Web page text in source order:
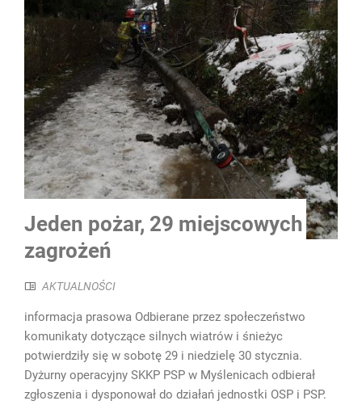
Jeden pożar, 29 miejscowych
zagrożeń
AKTUALNOŚCI
informacja prasowa Odbierane przez społeczeństwo
komunikaty dotyczące silnych wiatrów i śnieżyc
potwierdziły się w sobotę 29 i niedzielę 30 stycznia.
Dyżurny operacyjny SKKP PSP w Myślenicach odbierał
zgłoszenia i dysponował do działań jednostki OSP i PSP.